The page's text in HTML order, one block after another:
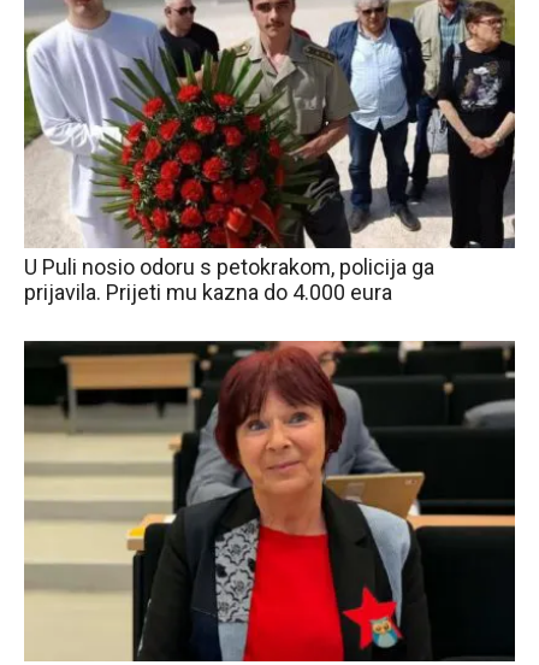
U Puli nosio odoru s petokrakom, policija ga
prijavila. Prijeti mu kazna do 4.000 eura